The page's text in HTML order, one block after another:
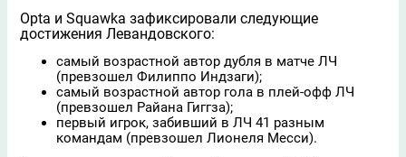
Opta и Squawka зафиксировали следующие
достижения Левандовского:
самый возрастной автор дубля в матче ЛЧ
(превзошел Филиппо Индзаги);
самый возрастной автор гола в плей-офф ЛЧ
(превзошел Райана Гиггза);
первый игрок, забивший в ЛЧ 41 разным
командам (превзошел Лионеля Месси).